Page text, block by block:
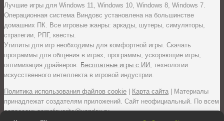
Лучшие игры для Windows 11, Windows 10, Windows 8, Windows 7.
Операционная система Виндовс установлена на большинстве
домашних ПК. Все игровые жанры: аркады, шутеры, симуляторы,
стратегии, РПГ, квесты.
Утилиты для игр необходимы для комфортной игры. Скачать
программы для общения в играх, программы, ускоряющие игры,
оптимизация драйверов. Бесплатные игры с ИИ, технологии
искусственного интеллекта в игровой индустрии.
Политика использования файлов cookie Карта сайта | Материалы
принадлежат создателям приложений. Сайт неофициальный. По всем
вопросам: gamefavorite@yandex.ru